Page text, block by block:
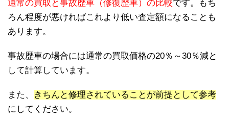
通常の買取と事故歴車（修復歴車）の比較です。もち
ろん程度が悪ければこれより低い査定額になることも
あります。
事故歴車の場合には通常の買取価格の20％～30％減と
して計算しています。
また、
きちんと修理されていることが前提として参考
にしてください。